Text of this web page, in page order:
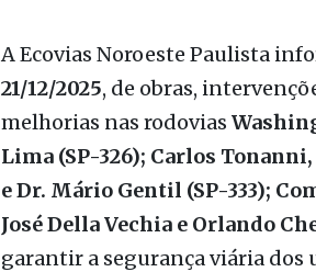
Da Redação
A Ecovias Noroeste Paulista
21/12/2025, de obras,
melhorias nas rodovias
Lima (SP-326); Carlos
e Dr. Mário Gentil (SP-333);